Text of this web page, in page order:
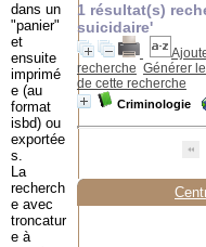
1 résultat(s)
suicidaire'
recherche Générer
de cette recherche
Criminologie
dans un
"panier"
et
ensuite
imprimé
e (au
format
isbd) ou
exportée
s.
La
recherch
e avec
troncatur
e à